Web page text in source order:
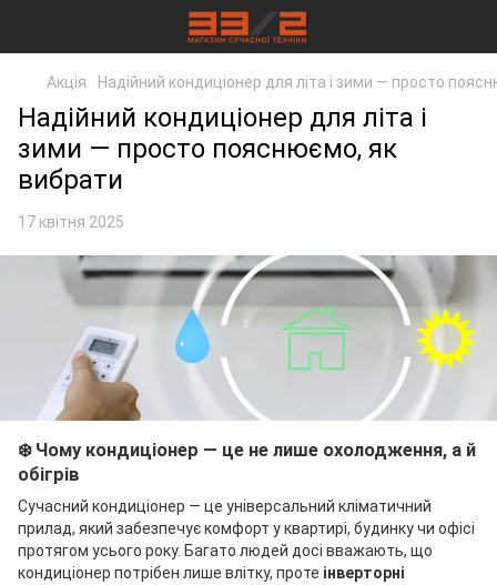
Акція Надійний кондиціонер для літа і зими — просто
Надійний кондиціонер для літа і
зими — просто пояснюємо, як
вибрати
17 квітня 2025
❄️ Чому кондиціонер — це не лише охолодження, а й
обігрів
Сучасний кондиціонер — це універсальний кліматичний
прилад, який забезпечує комфорт у квартирі, будинку чи офісі
протягом усього року. Багато людей досі вважають, що
кондиціонер потрібен лише влітку, проте інверторні